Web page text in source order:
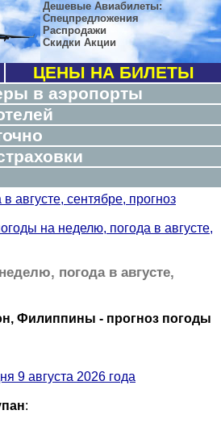
Дешевые Авиабилеты:
Спецпредложения
Распродажи
Скидки Акции
ЦЕНЫ НА БИЛЕТЫ
в аэропорты
августе, сентябре, прогноз
на неделю, погода в августе,
погода в августе,
Филиппины - прогноз погоды
9 августа 2026 года
: